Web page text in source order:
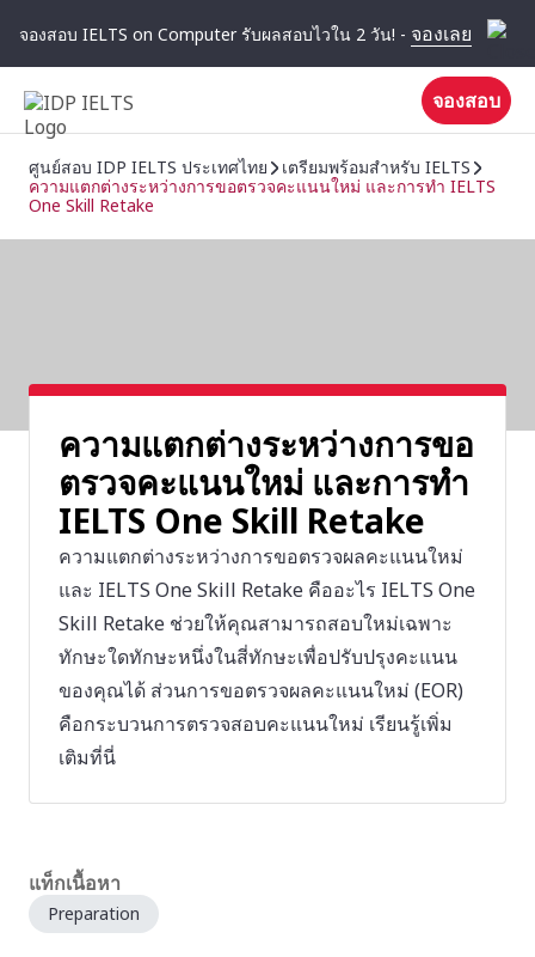
จองสอบ IELTS on Computer รับผลสอบไวใน 2 วัน! - จองเลย
จองสอบ
ศูนย์สอบ IDP IELTS ประเทศไทย
เตรียมพร้อมสําหรับ IELTS
ความแตกต่างระหว่างการขอตรวจคะแนนใหม่ และการทำ IELTS
One Skill Retake
ความแตกต่างระหว่างการขอ
ตรวจคะแนนใหม่ และการทำ
IELTS One Skill Retake
ความแตกต่างระหว่างการขอตรวจผลคะแนนใหม่
และ IELTS One Skill Retake คืออะไร IELTS One
Skill Retake ช่วยให้คุณสามารถสอบใหม่เฉพาะ
ทักษะใดทักษะหนึ่งในสี่ทักษะเพื่อปรับปรุงคะแนน
ของคุณได้ ส่วนการขอตรวจผลคะแนนใหม่ (EOR)
คือกระบวนการตรวจสอบคะแนนใหม่ เรียนรู้เพิ่ม
เติมที่นี่
แท็กเนื้อหา
Preparation